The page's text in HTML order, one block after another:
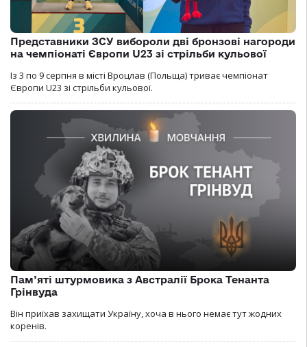
Представники ЗСУ вибороли дві бронзові нагороди
на чемпіонаті Європи U23 зі стрільби кульової
Із 3 по 9 серпня в місті Вроцлав (Польща) триває чемпіонат
Європи U23 зі стрільби кульової.
Пам’яті штурмовика з Австралії Брока Тенанта
Грінвуда
Він приїхав захищати Україну, хоча в нього немає тут жодних
коренів.